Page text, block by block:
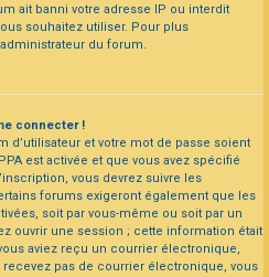
ait banni votre adresse IP ou interdit
souhaitez utiliser. Pour plus
du forum.
connecter !
d’utilisateur et votre mot de passe soient
est activée et que vous avez spécifié
vous devrez suivre les
forums exigeront également que les
soit par vous-même ou soit par un
ouvrir une session ; cette information était
aviez reçu un courrier électronique,
pas de courrier électronique, vous